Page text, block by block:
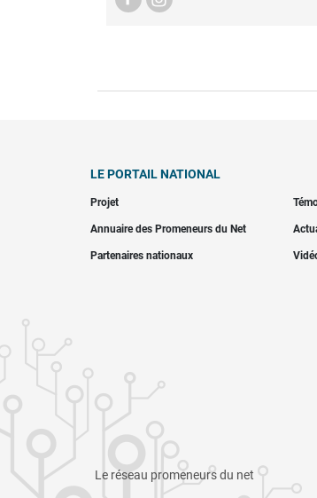
LE PORTAIL NATIONAL
Projet
Annuaire des Promeneurs du Net
Partenaires nationaux
Le réseau promeneurs du net